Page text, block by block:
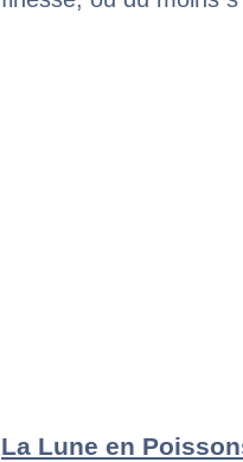
La Lune en